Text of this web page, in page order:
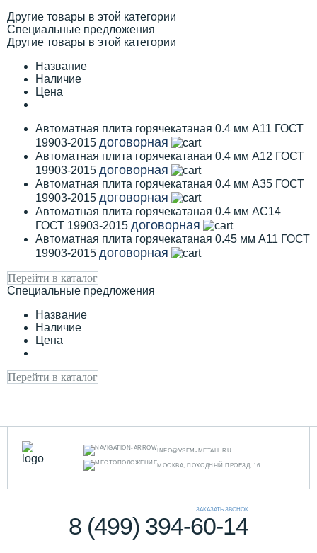
Другие товары в этой категории
Специальные предложения
Другие товары в этой категории
Название
Наличие
Цена
Автоматная плита горячекатаная 0.4 мм А11 ГОСТ
19903-2015 договорная
Автоматная плита горячекатаная 0.4 мм А12 ГОСТ
19903-2015 договорная
Автоматная плита горячекатаная 0.4 мм А35 ГОСТ
19903-2015 договорная
Автоматная плита горячекатаная 0.4 мм АС14
ГОСТ 19903-2015 договорная
Автоматная плита горячекатаная 0.45 мм А11 ГОСТ
19903-2015 договорная
Перейти в каталог
Специальные предложения
Название
Наличие
Цена
Перейти в каталог
INFO@VSEM-METALL.RU
МОСКВА, ПОХОДНЫЙ ПРОЕЗД, 16
ЗАКАЗАТЬ ЗВОНОК
8 (499) 394-60-14